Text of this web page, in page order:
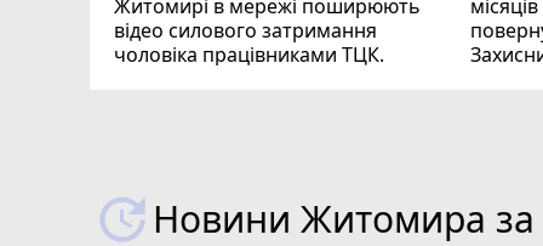
Житомирі в мережі поширюють
відео силового затримання
чоловіка працівниками ТЦК.
Новини Житомира за